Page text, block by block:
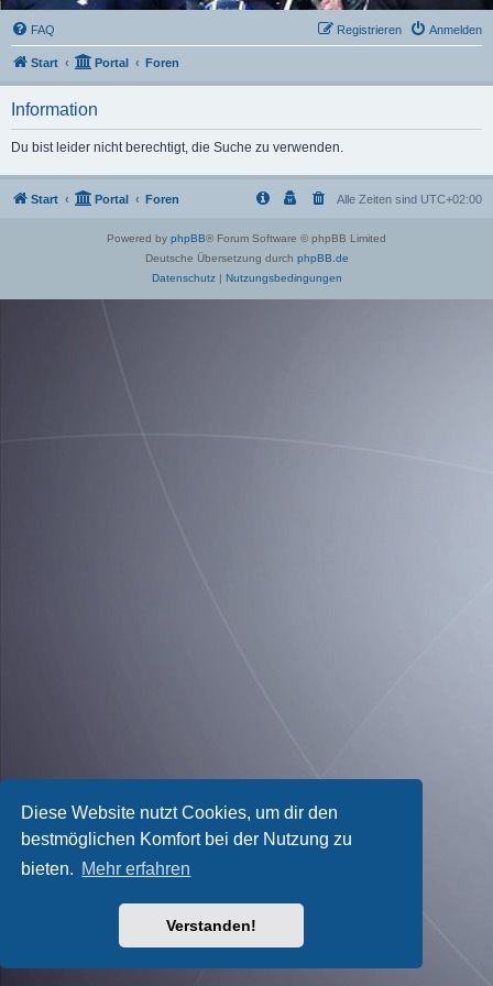
Diese Website nutzt Cookies, um dir den
bestmöglichen Komfort bei der Nutzung zu
bieten. Mehr erfahren
Verstanden!
FAQ Anmelden
Registrieren
Start Portal Foren
Information
Du bist leider nicht berechtigt, die Suche zu verwenden.
Start Portal Foren Alle Zeiten sind UTC+02:00
Powered by phpBB® Forum Software © phpBB Limited
Deutsche Übersetzung durch phpBB.de
Datenschutz| Nutzungsbedingungen